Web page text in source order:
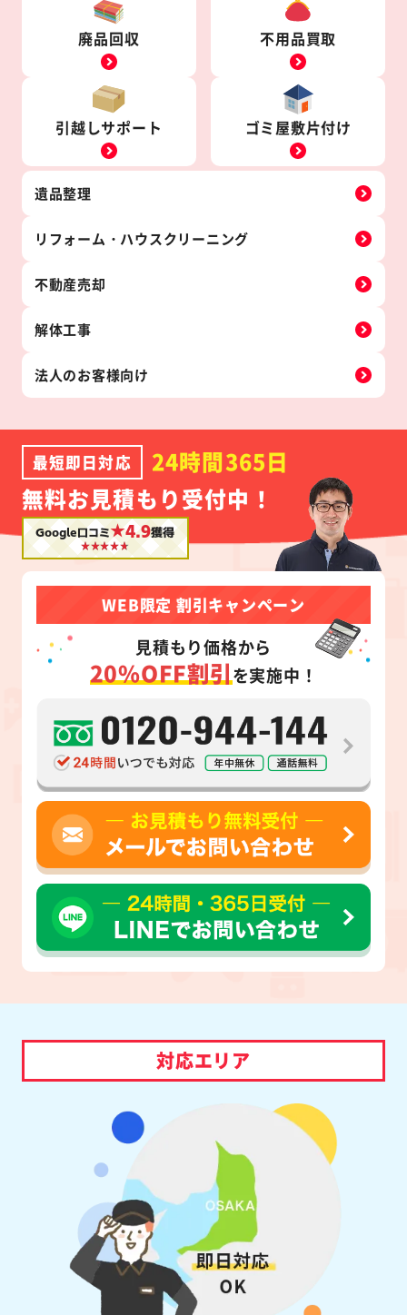
廃品回収 不用品買取
引越しサポート ゴミ屋敷片付け
遺品整理
リフォーム・ ハウスクリーニング
不動産売却
解体工事
法人のお客様向け
最短即日対応
24時間365日
無料お見積もり受付中！
Google口コミ★4.9獲得
WEB限定 割引キャンペーン
見積もり価格から
20%OFF割引を実施中！
対応エリア